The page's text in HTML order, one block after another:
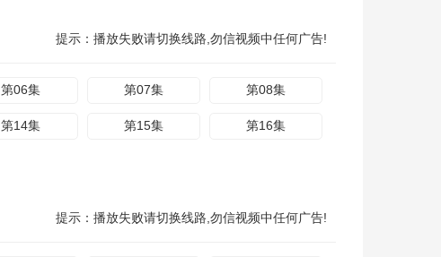
提示：播放失败请切换线路,勿信视频中任何广告!
第06集 第07集 第08集
第14集 第15集 第16集
提示：播放失败请切换线路,勿信视频中任何广告!